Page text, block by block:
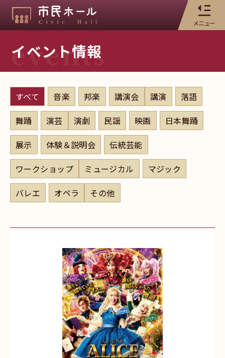
メニュー
イベント情報
events
すべて 音楽 邦楽 講演会 講演
落語
舞踊
演芸 演劇 民謡 映画
日本舞踊
展示
体験＆説明会
伝統芸能
ワークショップ
ミュージカル
マジック
バレエ
オペラ その他